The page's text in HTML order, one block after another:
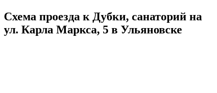
Схема проезда к Дубки, санаторий на
ул. Карла Маркса, 5 в Ульяновске